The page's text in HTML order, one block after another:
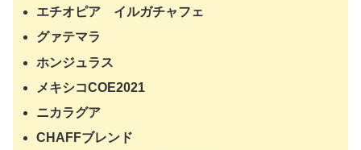
エチオピア イルガチャフェ
グァテマラ
ホンジュラス
メキシコCOE2021
ニカラグア
CHAFFブレンド